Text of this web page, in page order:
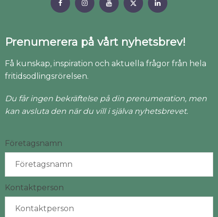
Prenumerera på vårt nyhetsbrev!
Få kunskap, inspiration och aktuella frågor från hela
fritidsodlingsrörelsen.
Du får ingen bekräftelse på din prenumeration, men
kan avsluta den när du vill i själva nyhetsbrevet.
Företagsnamn
Kontaktperson